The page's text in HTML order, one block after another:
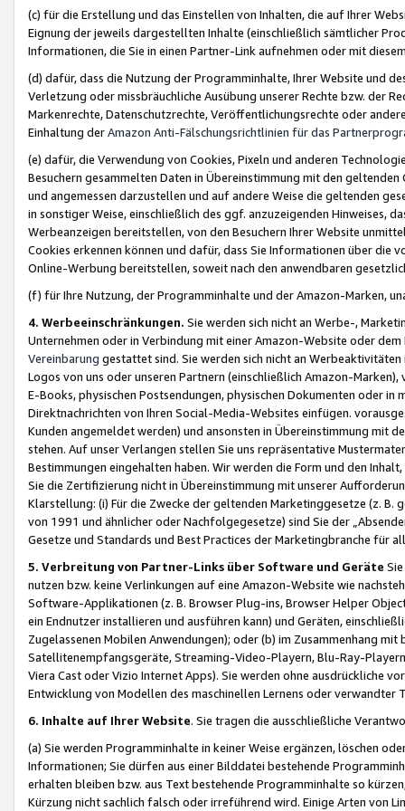
(c) für die Erstellung und das Einstellen von Inhalten, die auf Ihrer
Eignung der jeweils dargestellten Inhalte (einschließlich sämtlicher
Informationen, die Sie in einen Partner-Link aufnehmen oder mit
(d) dafür, dass die Nutzung der Programminhalte, Ihrer Website und
Verletzung oder missbräuchliche Ausübung unserer Rechte bzw. der
Markenrechte, Datenschutzrechte, Veröffentlichungsrechte oder
Einhaltung derAmazon Anti-Fälschungsrichtlinien für das
(e) dafür, die Verwendung von Cookies, Pixeln und anderen
Besuchern gesammelten Daten in Übereinstimmung mit den
und angemessen darzustellen und auf andere Weise die geltenden
in sonstiger Weise, einschließlich des ggf. anzuzeigenden Hinweises,
Werbeanzeigen bereitstellen, von den Besuchern Ihrer Website
Cookies erkennen können und dafür, dass Sie Informationen über die
Online-Werbung bereitstellen, soweit nach den anwendbaren
(f) für Ihre Nutzung, der Programminhalte und der Amazon-Marken,
4. Werbeeinschränkungen. Sie werden sich nicht an Werbe-,
Unternehmen oder in Verbindung mit einer Amazon-Website oder
Vereinbarung gestattet sind. Sie werden sich nicht an
Logos von uns oder unseren Partnern (einschließlich Amazon-
E-Books, physischen Postsendungen, physischen Dokumenten oder in
Direktnachrichten von Ihren Social-Media-Websites einfügen.
Kunden angemeldet werden) und ansonsten in Übereinstimmung mit
stehen. Auf unser Verlangen stellen Sie uns repräsentative
Bestimmungen eingehalten haben. Wir werden die Form und den
Sie die Zertifizierung nicht in Übereinstimmung mit unserer
Klarstellung: (i) Für die Zwecke der geltenden Marketinggesetze (z. B.
von 1991 und ähnlicher oder Nachfolgegesetze) sind Sie der
Gesetze und Standards und Best Practices der Marketingbranche für
5. Verbreitung von Partner-Links über Software und Geräte
nutzen bzw. keine Verlinkungen auf eine Amazon-Website wie
Software-Applikationen (z. B. Browser Plug-ins, Browser Helper
ein Endnutzer installieren und ausführen kann) und Geräten,
Zugelassenen Mobilen Anwendungen); oder (b) im Zusammenhang
Satellitenempfangsgeräte, Streaming-Video-Playern, Blu-Ray-
Viera Cast oder Vizio Internet Apps). Sie werden ohne ausdrückliche
Entwicklung von Modellen des maschinellen Lernens oder
6. Inhalte auf Ihrer Website. Sie tragen die ausschließliche
(a) Sie werden Programminhalte in keiner Weise ergänzen, löschen
Informationen; Sie dürfen aus einer Bilddatei bestehende
erhalten bleiben bzw. aus Text bestehende Programminhalte so
Kürzung nicht sachlich falsch oder irreführend wird. Einige Arten von